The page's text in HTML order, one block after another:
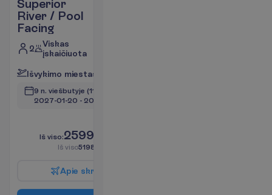
Superior
River / Pool
Facing
2
Viskas
įskaičiuota
Išvykimo miestas
9 n. viešbutyje (11 n. iš viso)
2027-01-20 - 2027-01-30
Iš viso:2599.00
Iš viso5198.00
Apie skr